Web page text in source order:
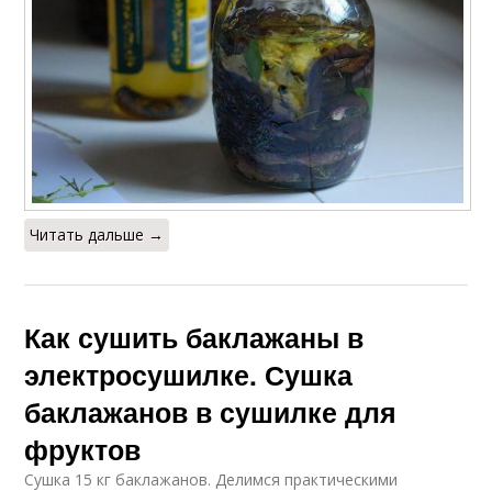
Читать дальше →
Как сушить баклажаны в
электросушилке. Сушка
баклажанов в сушилке для
фруктов
Сушка 15 кг баклажанов. Делимся практическими